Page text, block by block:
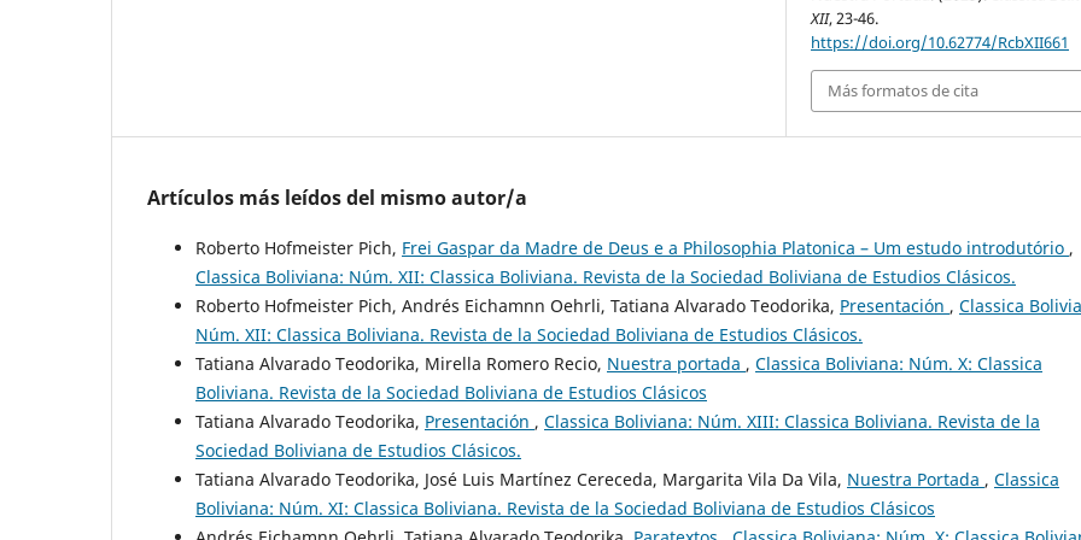
XII, 23-46.
https://doi.org/10.62774/RcbXII661
Más formatos de cita
Artículos más leídos del mismo autor/a
Roberto Hofmeister Pich, Frei Gaspar da Madre de Deus e a Philosophia Platonica – Um estudo introdutório ,
Classica Boliviana: Núm. XII: Classica Boliviana. Revista de la Sociedad Boliviana de Estudios Clásicos.
Roberto Hofmeister Pich, Andrés Eichamnn Oehrli, Tatiana Alvarado Teodorika, Presentación , Classica
Núm. XII: Classica Boliviana. Revista de la Sociedad Boliviana de Estudios Clásicos.
Tatiana Alvarado Teodorika, Mirella Romero Recio, Nuestra portada , Classica Boliviana: Núm. X: Classica
Boliviana. Revista de la Sociedad Boliviana de Estudios Clásicos
Tatiana Alvarado Teodorika, Presentación , Classica Boliviana: Núm. XIII: Classica Boliviana. Revista de la
Sociedad Boliviana de Estudios Clásicos.
Tatiana Alvarado Teodorika, José Luis Martínez Cereceda, Margarita Vila Da Vila, Nuestra Portada , Classica
Boliviana: Núm. XI: Classica Boliviana. Revista de la Sociedad Boliviana de Estudios Clásicos